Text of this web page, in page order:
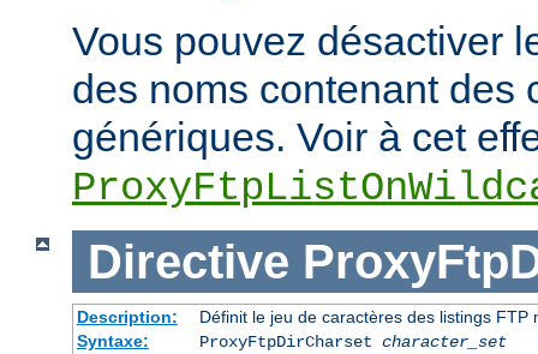
Vous pouvez désactiver
des noms contenant des
génériques. Voir à cet
Directive
Description:
Définit le jeu de caractères des listings FTP
Syntaxe:
ProxyFtpDirCharset character_set